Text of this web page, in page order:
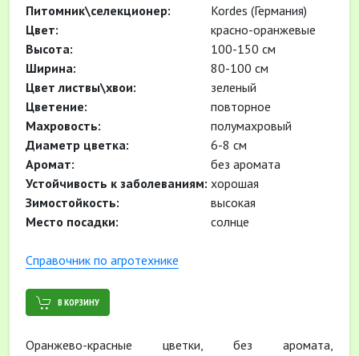
Питомник\селекционер:
Kordes (Германия)
Цвет:
красно-оранжевые
Высота:
100-150 см
Ширина:
80-100 см
Цвет листвы\хвои:
зеленый
Цветение:
повторное
Махровость:
полумахровый
Диаметр цветка:
6-8 см
Аромат:
без аромата
Устойчивость к заболеваниям: хорошая
Зимостойкость:
высокая
Место посадки:
солнце
Cправочник по агротехнике
В КОРЗИНУ
Оранжево-красные цветки, без аромата,